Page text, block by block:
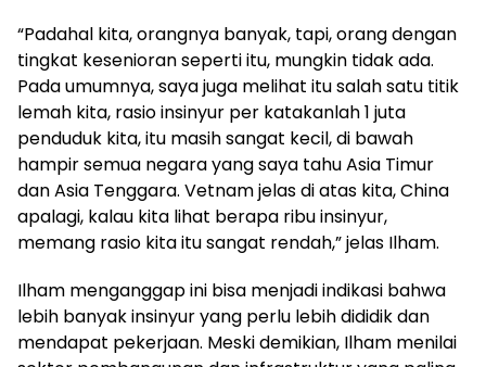
“Padahal kita, orangnya banyak, tapi, orang dengan
tingkat kesenioran seperti itu, mungkin tidak ada.
Pada umumnya, saya juga melihat itu salah satu titik
lemah kita, rasio insinyur per katakanlah 1 juta
penduduk kita, itu masih sangat kecil, di bawah
hampir semua negara yang saya tahu Asia Timur
dan Asia Tenggara. Vetnam jelas di atas kita, China
apalagi, kalau kita lihat berapa ribu insinyur,
memang rasio kita itu sangat rendah,” jelas Ilham.
Ilham menganggap ini bisa menjadi indikasi bahwa
lebih banyak insinyur yang perlu lebih dididik dan
mendapat pekerjaan. Meski demikian, Ilham menilai